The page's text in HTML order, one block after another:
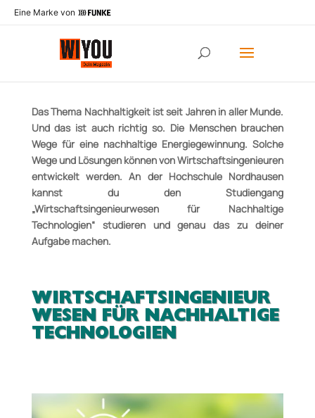
Eine Marke von
ENERGIE! ABER BITTE NACHHALTIG
Das Thema Nachhaltigkeit ist seit Jahren in aller Munde.
Und das ist auch richtig so. Die Menschen brauchen
Wege für eine nachhaltige Energiegewinnung.Solche
Wege und Lösungen können von Wirtschaftsingenieuren
entwickelt werden. An der Hochschule Nordhausen
kannst du den Studiengang
„Wirtschaftsingenieurwesen für Nachhaltige
Technologien“ studieren und genau das zu deiner
Aufgabe machen.
WIRTSCHAFTSINGENIEUR
WESEN FÜR NACHHALTIGE
TECHNOLOGIEN